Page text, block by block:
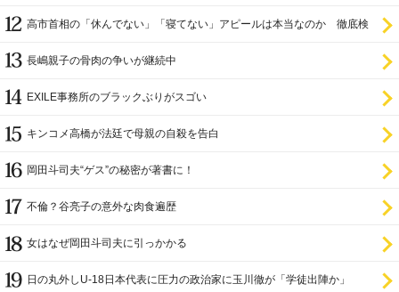
高市首相の「休んでない」「寝てない」アピールは本当なのか 徹底検
長嶋親子の骨肉の争いが継続中
EXILE事務所のブラックぶりがスゴい
キンコメ高橋が法廷で母親の自殺を告白
岡田斗司夫“ゲス”の秘密が著書に！
不倫？谷亮子の意外な肉食遍歴
女はなぜ岡田斗司夫に引っかかる
日の丸外しU-18日本代表に圧力の政治家に玉川徹が「学徒出陣か」